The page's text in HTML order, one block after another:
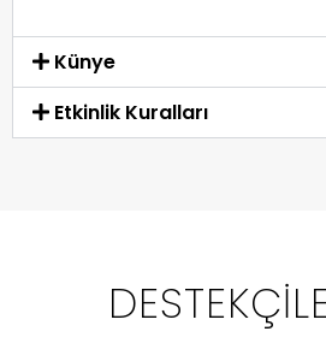
Künye
Etkinlik Kuralları